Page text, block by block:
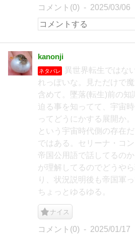
コメント(0) 2025/03/06
kanonji
ネタバレ
異世界転生ではな
れっぽいな。見ただけで
含めて。墜落(転生)前の
迫る事を知ってて、宇宙
ってどうにかする展開か
という宇宙時代側の存在
ではある。セリーナ・コ
帝国公用語で話してるの
が理解してるのでどうや
り、状況説明後も帝国軍
ちょっとゆるゆる。
ナイス
コメント(0) 2025/01/17